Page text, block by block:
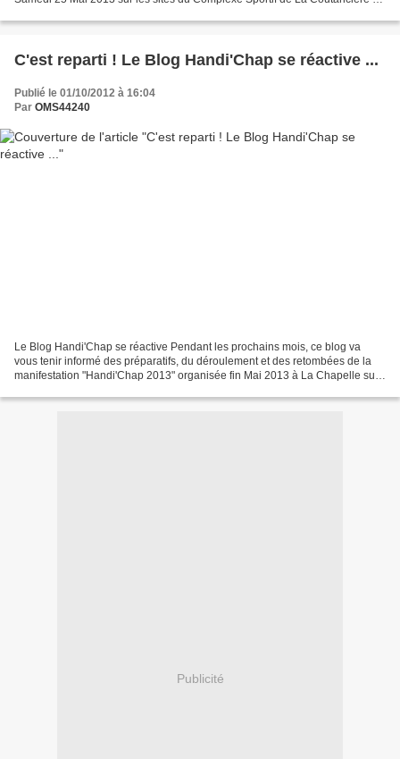
C'est reparti ! Le Blog Handi'Chap se réactive ...
Publié le 01/10/2012 à 16:04
Par OMS44240
Le Blog Handi'Chap se réactive Pendant les prochains mois, ce blog va
vous tenir informé des préparatifs, du déroulement et des retombées de la
manifestation "Handi'Chap 2013" organisée fin Mai 2013 à La Chapelle sur
Publicité